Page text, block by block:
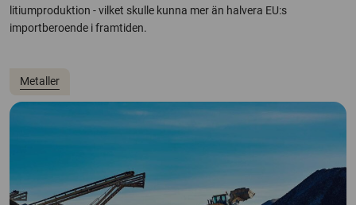
litiumproduktion - vilket skulle kunna mer än halvera EU:s
importberoende i framtiden.
Metaller